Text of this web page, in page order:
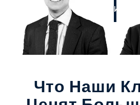
ПОЗВОНИТЕ
Что Наши